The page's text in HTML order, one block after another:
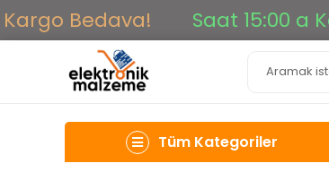
Bedava! Saat 15:00 a
Tüm Kategoriler